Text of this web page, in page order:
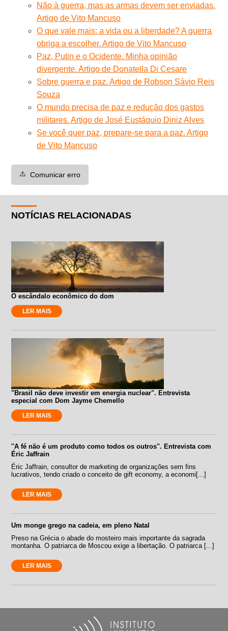
Não à guerra, mas as armas devem ser enviadas.
Artigo de Vito Mancuso
O que vale mais: a vida ou a liberdade? A guerra
obriga a escolher. Artigo de Vito Mancuso
Paz, Putin e o Ocidente. Minha opinião
divergente. Artigo de Donatella Di Cesare
Sobre guerra e paz. Artigo de Robson Sávio Reis
Souza
O mundo precisa de paz e redução dos gastos
militares. Artigo de José Eustáquio Diniz Alves
Se você quer paz, prepare-se para a paz. Artigo
de Vito Mancuso
⚠️ Comunicar erro
NOTÍCIAS RELACIONADAS
O escândalo econômico do dom
LER MAIS
"Brasil não deve investir em energia nuclear". Entrevista
especial com Dom Jayme Chemello
LER MAIS
''A fé não é um produto como todos os outros''. Entrevista com
Éric Jaffrain
Éric Jaffrain, consultor de marketing de organizações sem fins
lucrativos, tendo criado o conceito de gift economy, a economi[...]
LER MAIS
Um monge grego na cadeia, em pleno Natal
Preso na Grécia o abade do mosteiro mais importante da sagrada
montanha. O patriarca de Moscou exige a libertação. O patriarca [...]
LER MAIS